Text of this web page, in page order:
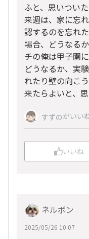
ふと、思いついた
来週は、家に忘
認するのを忘れ
場合、どうなる
チの俺は甲子園
どうなるか、実
れたり壁の向こ
来たらよいと、思
すずのがいい
いいね
ネルボン
2025/05/26 10:07